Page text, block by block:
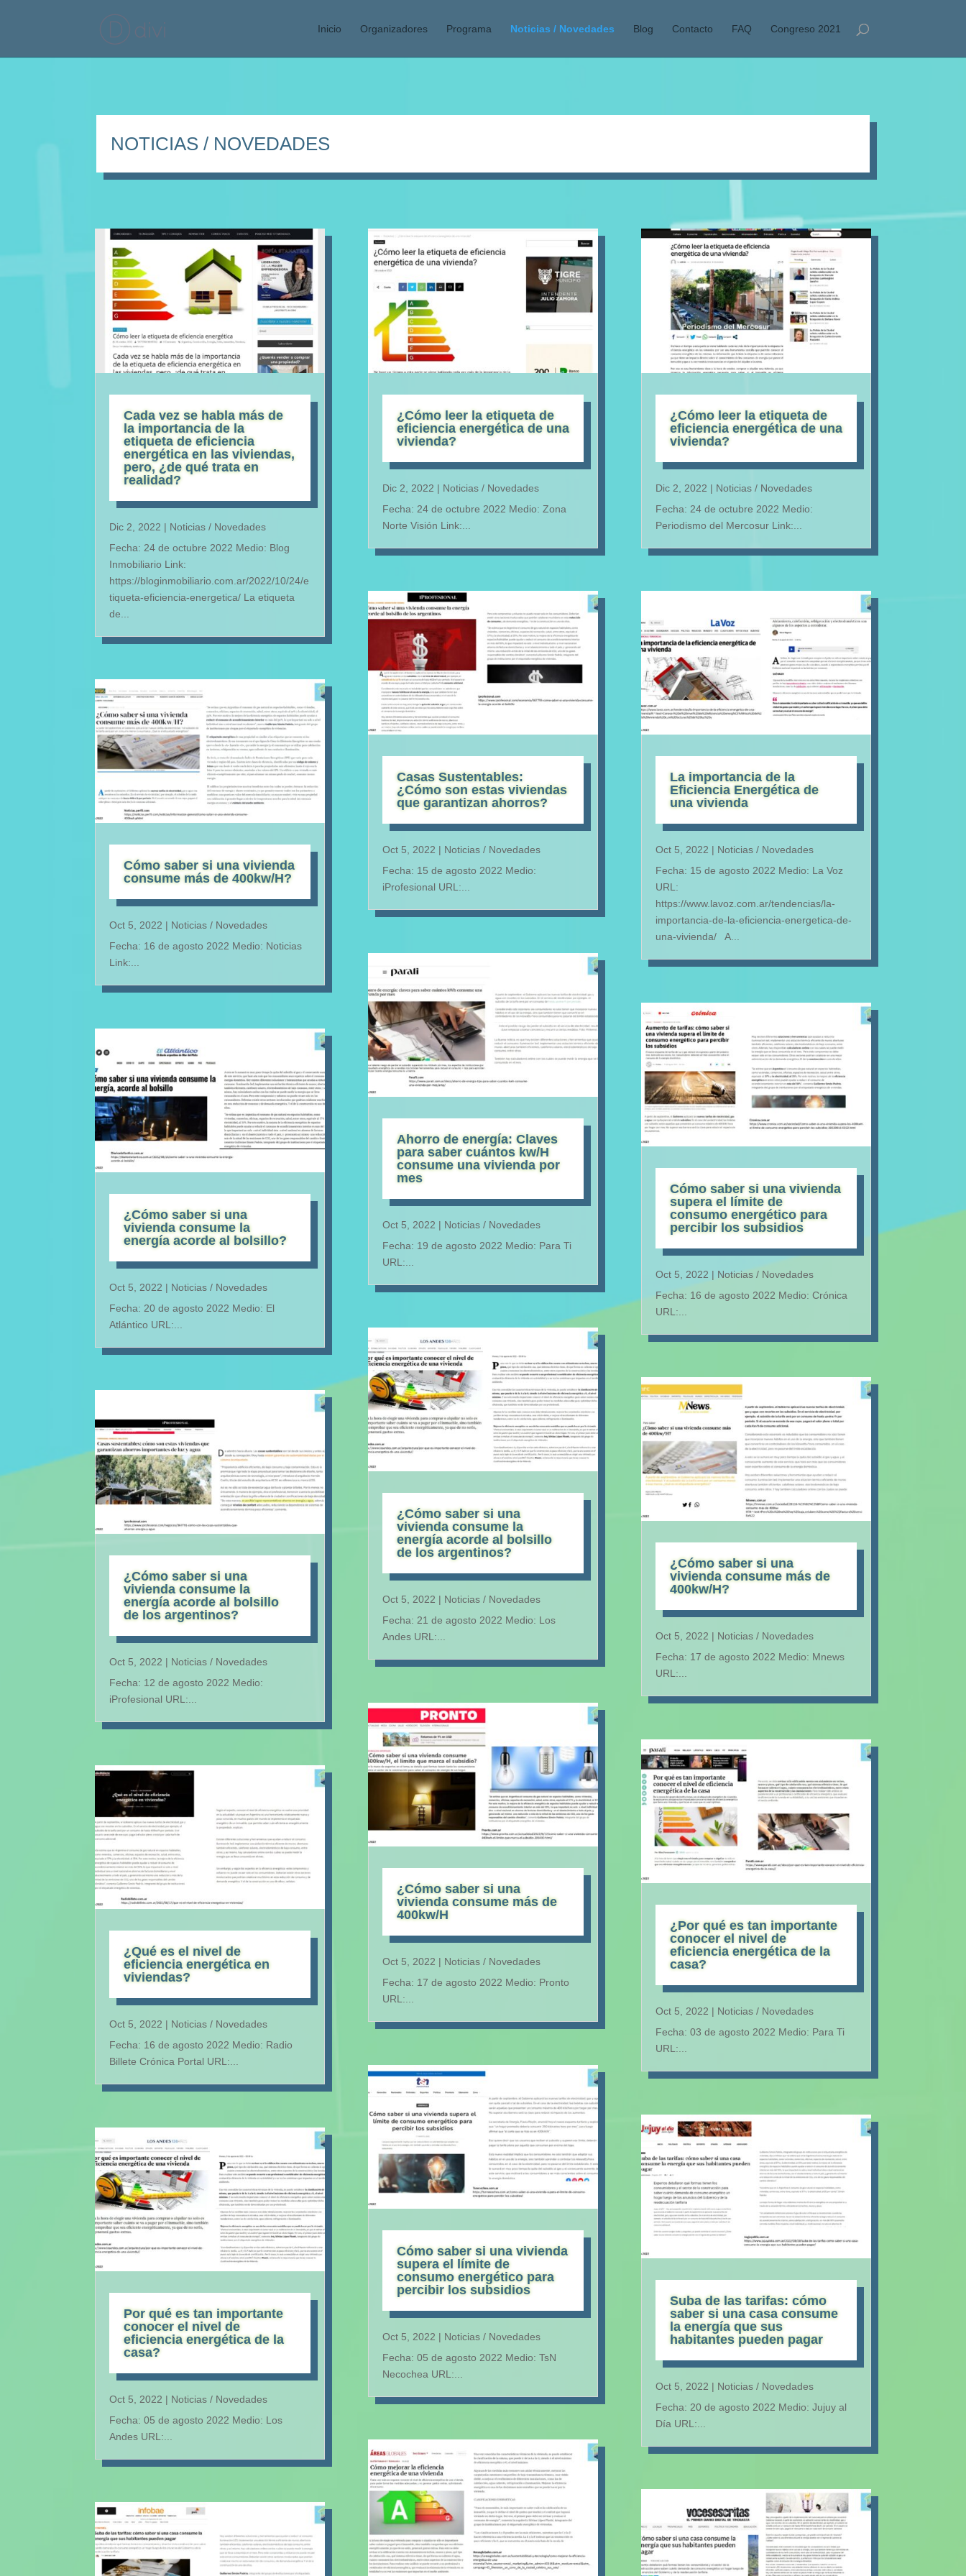
Inicio Organizadores Programa Noticias / Novedades Blog Contacto FAQ Congreso 2021
NOTICIAS / NOVEDADES
Cada vez se habla más de
la importancia de la
etiqueta de eficiencia
energética en las viviendas,
pero, ¿de qué trata en
realidad?
Dic 2, 2022 | Noticias / Novedades
Fecha: 24 de octubre 2022 Medio: Blog
Inmobiliario Link:
https://bloginmobiliario.com.ar/2022/10/24/e
tiqueta-eficiencia-energetica/ La etiqueta
de...
Cómo saber si una vivienda
consume más de 400kw/H?
Oct 5, 2022 | Noticias / Novedades
Fecha: 16 de agosto 2022 Medio: Noticias
Link:...
¿Cómo saber si una
vivienda consume la
energía acorde al bolsillo?
Oct 5, 2022 | Noticias / Novedades
Fecha: 20 de agosto 2022 Medio: El
Atlántico URL:...
¿Cómo saber si una
vivienda consume la
energía acorde al bolsillo
de los argentinos?
Oct 5, 2022 | Noticias / Novedades
Fecha: 12 de agosto 2022 Medio:
iProfesional URL:...
¿Qué es el nivel de
eficiencia energética en
viviendas?
Oct 5, 2022 | Noticias / Novedades
Fecha: 16 de agosto 2022 Medio: Radio
Billete Crónica Portal URL:...
Por qué es tan importante
conocer el nivel de
eficiencia energética de la
casa?
Oct 5, 2022 | Noticias / Novedades
Fecha: 05 de agosto 2022 Medio: Los
Andes URL:...
¿Cómo leer la etiqueta de
eficiencia energética de una
vivienda?
Dic 2, 2022 | Noticias / Novedades
Fecha: 24 de octubre 2022 Medio: Zona
Norte Visión Link:...
Casas Sustentables:
¿Cómo son estas viviendas
que garantizan ahorros?
Oct 5, 2022 | Noticias / Novedades
Fecha: 15 de agosto 2022 Medio:
iProfesional URL:...
Ahorro de energía: Claves
para saber cuántos kw/H
consume una vivienda por
mes
Oct 5, 2022 | Noticias / Novedades
Fecha: 19 de agosto 2022 Medio: Para Ti
URL:...
¿Cómo saber si una
vivienda consume la
energía acorde al bolsillo
de los argentinos?
Oct 5, 2022 | Noticias / Novedades
Fecha: 21 de agosto 2022 Medio: Los
Andes URL:...
¿Cómo saber si una
vivienda consume más de
400kw/H
Oct 5, 2022 | Noticias / Novedades
Fecha: 17 de agosto 2022 Medio: Pronto
URL:...
Cómo saber si una vivienda
supera el límite de
consumo energético para
percibir los subsidios
Oct 5, 2022 | Noticias / Novedades
Fecha: 05 de agosto 2022 Medio: TsN
Necochea URL:...
¿Cómo leer la etiqueta de
eficiencia energética de una
vivienda?
Dic 2, 2022 | Noticias / Novedades
Fecha: 24 de octubre 2022 Medio:
Periodismo del Mercosur Link:...
La importancia de la
Eficiencia Energética de
una vivienda
Oct 5, 2022 | Noticias / Novedades
Fecha: 15 de agosto 2022 Medio: La Voz
URL:
https://www.lavoz.com.ar/tendencias/la-
importancia-de-la-eficiencia-energetica-de-
una-vivienda/ A...
Cómo saber si una vivienda
supera el límite de
consumo energético para
percibir los subsidios
Oct 5, 2022 | Noticias / Novedades
Fecha: 16 de agosto 2022 Medio: Crónica
URL:...
¿Cómo saber si una
vivienda consume más de
400kw/H?
Oct 5, 2022 | Noticias / Novedades
Fecha: 17 de agosto 2022 Medio: Mnews
URL:...
¿Por qué es tan importante
conocer el nivel de
eficiencia energética de la
casa?
Oct 5, 2022 | Noticias / Novedades
Fecha: 03 de agosto 2022 Medio: Para Ti
URL:...
Suba de las tarifas: cómo
saber si una casa consume
la energía que sus
habitantes pueden pagar
Oct 5, 2022 | Noticias / Novedades
Fecha: 20 de agosto 2022 Medio: Jujuy al
Día URL:...